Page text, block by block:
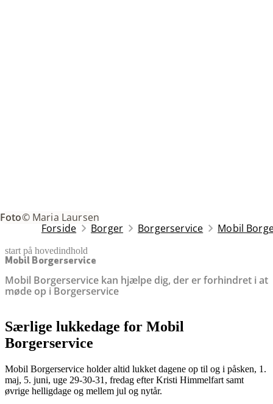
Foto© Maria Laursen
Forside Borger Borgerservice Mobil
start på hovedindhold
Mobil Borgerservice
Mobil Borgerservice kan hjælpe dig, der er forhindret i at
møde op i Borgerservice
senest opdateret 11. juni 2026
Særlige lukkedage for Mobil
Borgerservice
Mobil Borgerservice holder altid lukket dagene op til og i påsken, 1.
maj, 5. juni, uge 29-30-31, fredag efter Kristi Himmelfart samt
øvrige helligdage og mellem jul og nytår.